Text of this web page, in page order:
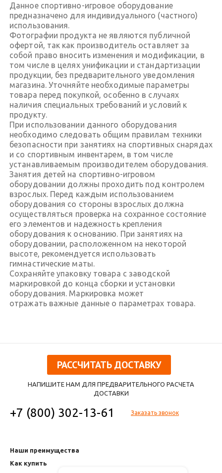
Данное спортивно-игровое оборудование
предназначено для индивидуального (частного)
использования.
Фотографии продукта не являются публичной
офертой, так как производитель оставляет за
собой право вносить изменения и модификации, в
том числе в целях унификации и стандартизации
продукции, без предварительного уведомления
магазина. Уточняйте необходимые параметры
товара перед покупкой, особенно в случаях
наличия специальных требований и условий к
продукту.
При использовании данного оборудования
необходимо следовать общим правилам техники
безопасности при занятиях на спортивных снарядах
и со спортивным инвентарем, в том числе
устанавливаемым производителем оборудования.
Занятия детей на спортивно-игровом
оборудовании должны проходить под контролем
взрослых. Перед каждым использованием
оборудования со стороны взрослых должна
осуществляться проверка на сохранное состояние
его элементов и надежность крепления
оборудования к основанию. При занятиях на
оборудовании, расположенном на некоторой
высоте, рекомендуется использовать
гимнастические маты.
Сохраняйте упаковку товара с заводской
маркировкой до конца сборки и установки
оборудования. Маркировка может
отражать важные данные о параметрах товара.
РАССЧИТАТЬ ДОСТАВКУ
НАПИШИТЕ НАМ ДЛЯ ПРЕДВАРИТЕЛЬНОГО РАСЧЕТА
ДОСТАВКИ
+7 (800) 302-13-61 Заказать звонок
Наши преимущества
Как купить